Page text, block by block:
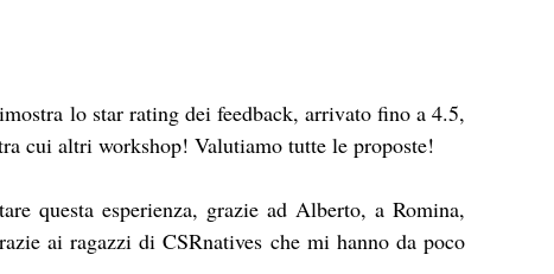
lo star rating dei feedback, arrivato fino a 4.5,
cui altri workshop! Valutiamo tutte le proposte!
questa esperienza, grazie ad Alberto, a Romina,
ai ragazzi di CSRnatives che mi hanno da poco